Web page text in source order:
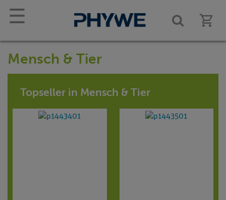
☰
Mensch & Tier
Topseller in Mensch & Tier